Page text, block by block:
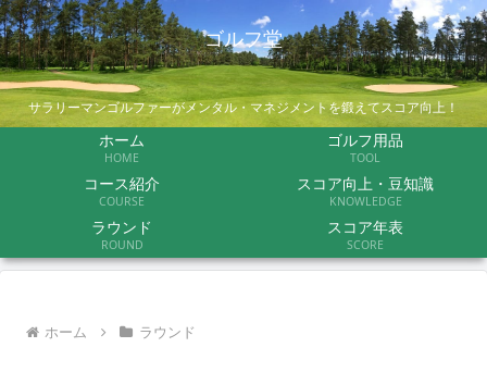
ゴルフ堂
サラリーマンゴルファーがメンタル・マネジメントを鍛えてスコア向上！
ホーム
HOME
ゴルフ用品
TOOL
コース紹介
COURSE
スコア向上・豆知識
KNOWLEDGE
ラウンド
ROUND
スコア年表
SCORE
ホーム ラウンド